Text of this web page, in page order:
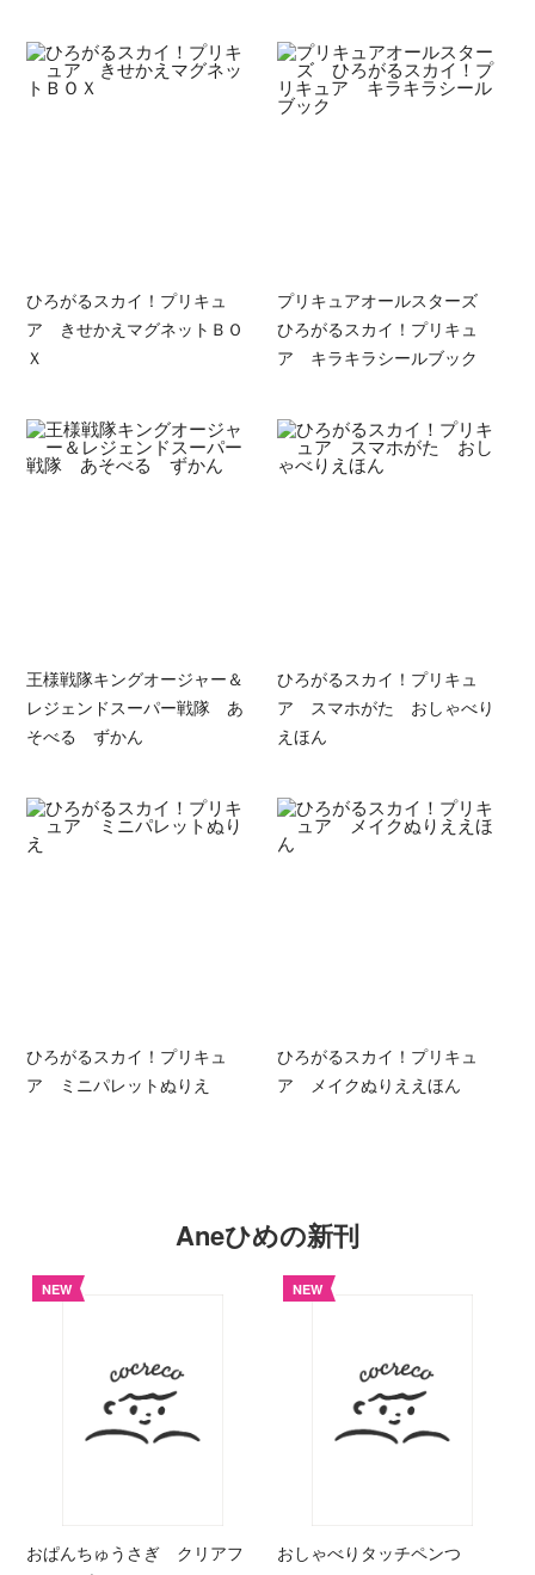
ひろがるスカイ！プリキュ
ア きせかえマグネットＢＯ
Ｘ
プリキュアオールスターズ
ひろがるスカイ！プリキュ
ア キラキラシールブック
王様戦隊キングオージャー＆
レジェンドスーパー戦隊 あ
そべる ずかん
ひろがるスカイ！プリキュ
ア スマホがた おしゃべり
えほん
ひろがるスカイ！プリキュ
ア ミニパレットぬりえ
ひろがるスカイ！プリキュ
ア メイクぬりええほん
Aneひめの新刊
NEW
おぱんちゅうさぎ クリアフ
NEW
おしゃべりタッチペンつ